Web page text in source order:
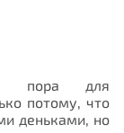
пора для
потому, что
деньками, но